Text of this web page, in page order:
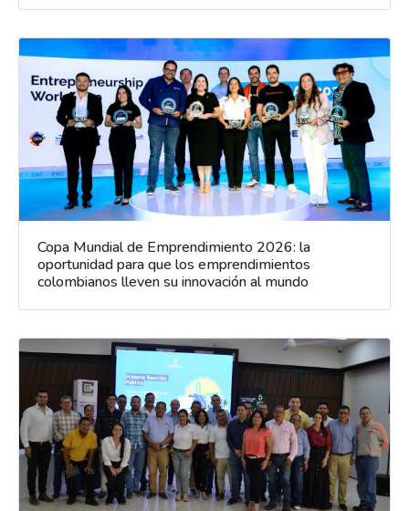
Copa Mundial de Emprendimiento 2026: la
oportunidad para que los emprendimientos
colombianos lleven su innovación al mundo